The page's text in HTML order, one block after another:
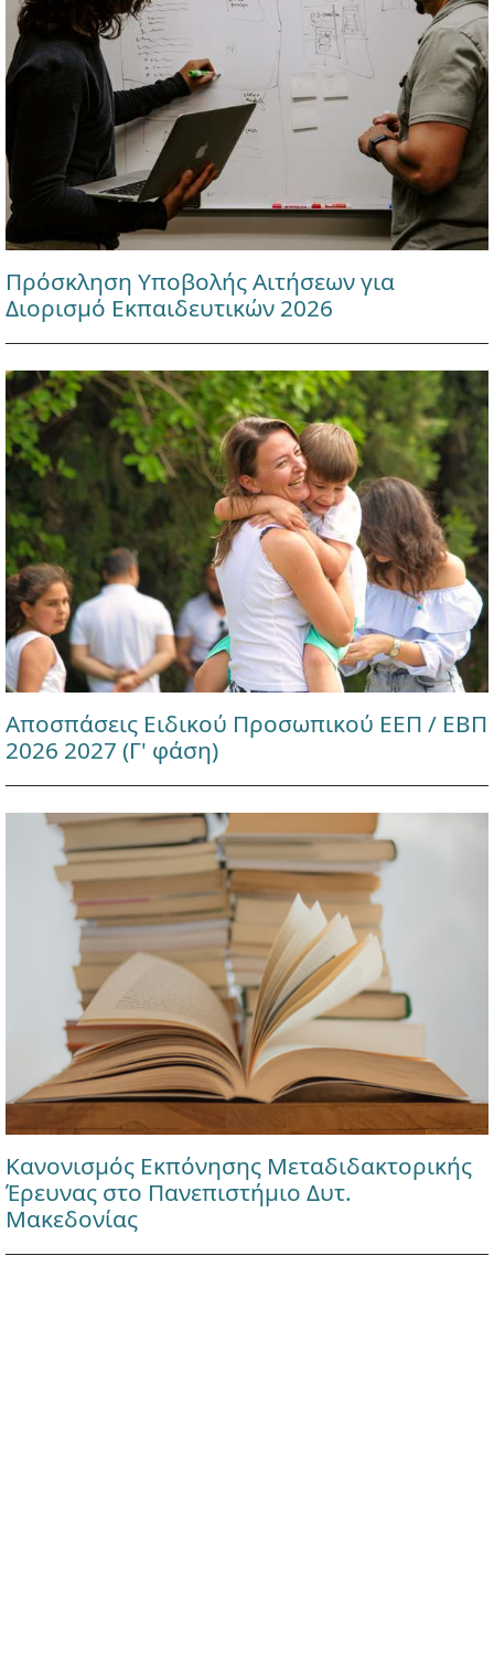
Πρόσκληση Υποβολής Αιτήσεων για
Διορισμό Εκπαιδευτικών 2026
Αποσπάσεις Ειδικού Προσωπικού ΕΕΠ / ΕΒΠ
2026 2027 (Γ' φάση)
Κανονισμός Εκπόνησης Μεταδιδακτορικής
Έρευνας στο Πανεπιστήμιο Δυτ.
Μακεδονίας